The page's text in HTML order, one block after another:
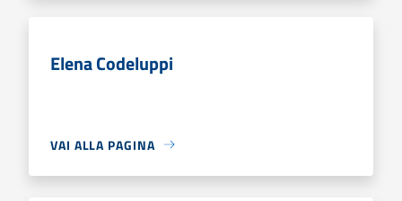
Elena Codeluppi
VAI ALLA PAGINA